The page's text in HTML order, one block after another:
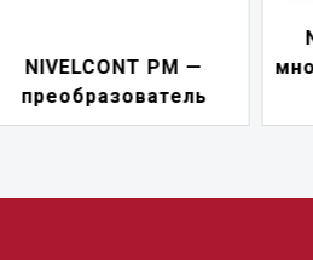
переключатель